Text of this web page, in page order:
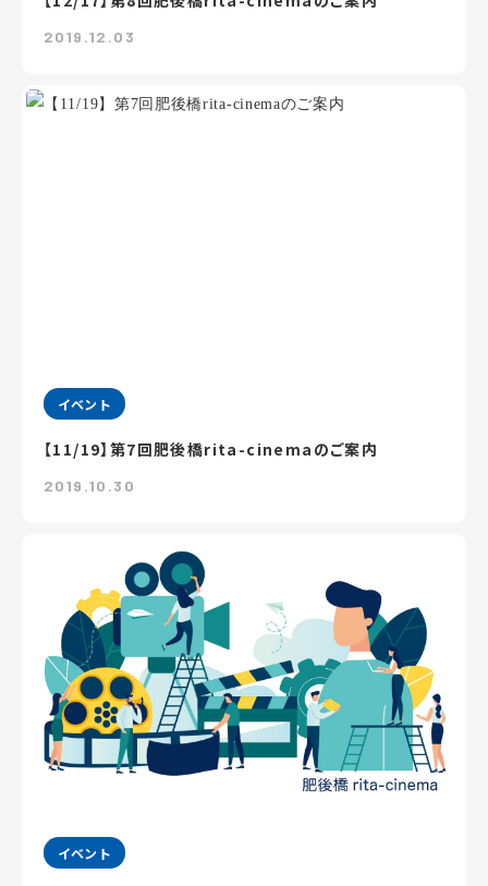
2019.12.03
イベント
【11/19】第7回肥後橋rita-cinemaのご案内
2019.10.30
イベント